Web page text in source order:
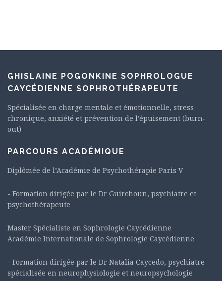
GHISLAINE POGONKINE SOPHROLOGUE
CAYCÉDIENNE SOPHROTHÉRAPEUTE
Spécialisée en charge mentale et émotionnelle, stress
chronique, anxiété et prévention de l’épuisement (burn-
out)
PARCOURS ACADÉMIQUE
Diplômée de l’Académie de Psychothérapie Paris V
- Formation dirigée par le Dr Guirchoun, psychiatre et
psychothérapeute
Master Spécialiste en Sophrologie Caycédienne
Académie Internationale de Sophrologie Caycédienne
- Formation dirigée par le Dr Natalia Caycedo, psychiatre
spécialisée en neurophysiologie et neuropsychologie